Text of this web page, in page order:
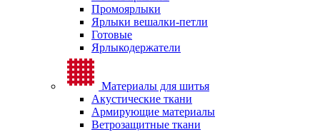
Промоярлыки
Ярлыки вешалки-петли
Готовые
Ярлыкодержатели
Материалы для шитья
Акустические ткани
Армирующие материалы
Ветрозащитные ткани